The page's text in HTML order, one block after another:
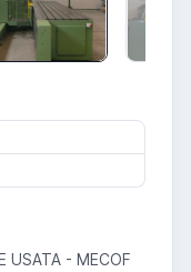
USATA - MECOF